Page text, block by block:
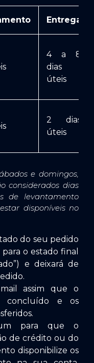
Entrega
4 a 8
dias
úteis
2 dias
úteis
e domingos,
considerados dias
de levantamento
disponíveis no
do seu pedido
o estado final
e deixará de
assim que o
concluído e os
para que o
de crédito ou do
disponibilize os